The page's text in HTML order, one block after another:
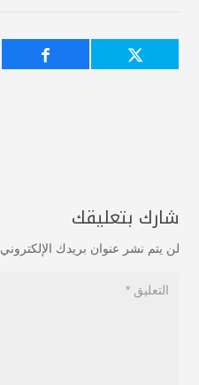
شارك بتعليقك
لن يتم نشر عنوان بريدك الإلكتروني.